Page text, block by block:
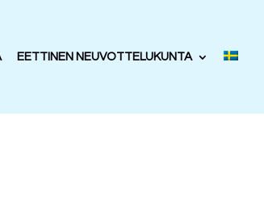
EETTINEN NEUVOTTELUKUNTA